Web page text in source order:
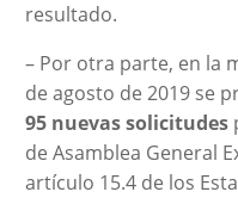
resultado.
– Por otra parte, en la
de agosto de 2019 se
95 nuevas solicitudes
de Asamblea General
artículo 15.4 de los